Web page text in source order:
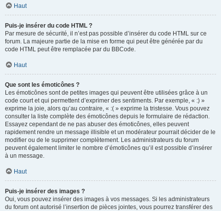
Haut
Puis-je insérer du code HTML ?
Par mesure de sécurité, il n’est pas possible d’insérer du code HTML sur ce
forum. La majeure partie de la mise en forme qui peut être générée par du
code HTML peut être remplacée par du BBCode.
Haut
Que sont les émoticônes ?
Les émoticônes sont de petites images qui peuvent être utilisées grâce à un
code court et qui permettent d’exprimer des sentiments. Par exemple, « :) »
exprime la joie, alors qu’au contraire, « :( » exprime la tristesse. Vous pouvez
consulter la liste complète des émoticônes depuis le formulaire de rédaction.
Essayez cependant de ne pas abuser des émoticônes, elles peuvent
rapidement rendre un message illisible et un modérateur pourrait décider de le
modifier ou de le supprimer complètement. Les administrateurs du forum
peuvent également limiter le nombre d’émoticônes qu’il est possible d’insérer
à un message.
Haut
Puis-je insérer des images ?
Oui, vous pouvez insérer des images à vos messages. Si les administrateurs
du forum ont autorisé l’insertion de pièces jointes, vous pourrez transférer des